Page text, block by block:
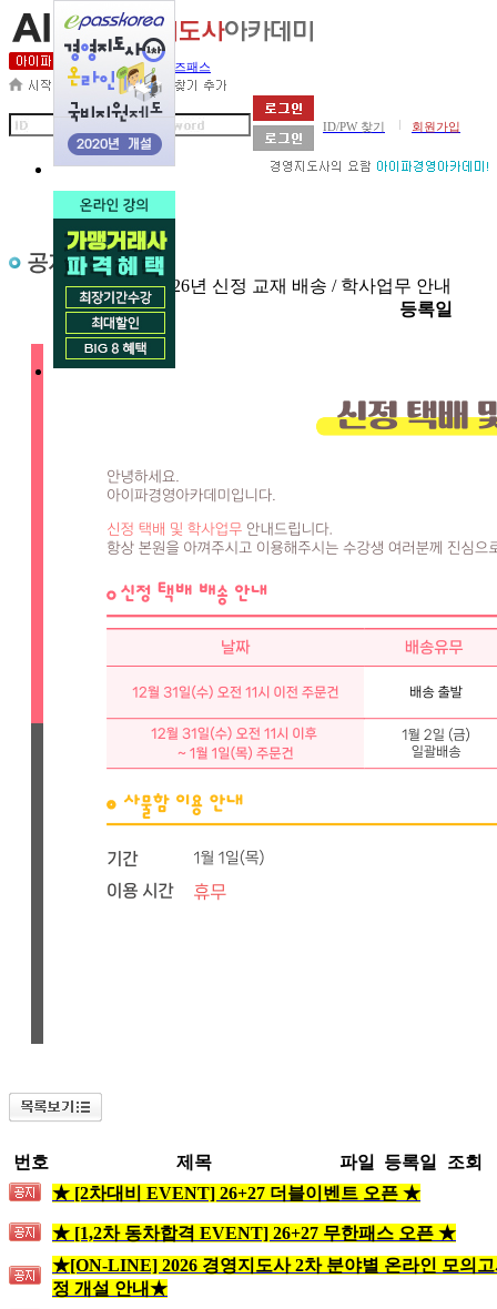
세무사아카데미 | 비즈패스
ID/PW 찾기 회원가입
제목
2026년 신정 교재 배송 / 학사업무 안내
첨부
등록일
번호 제목 파일 등록일
조회
★ [2차대비 EVENT] 26+27 더블이벤트 오픈 ★
★ [1,2차 동차합격 EVENT] 26+27 무한패스 오픈 ★
★[ON-LINE] 2026 경영지도사 2차 분야별 온라인 모의
정 개설 안내★